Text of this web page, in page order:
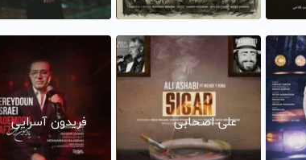
علی اصحابی فریدون آسرایی